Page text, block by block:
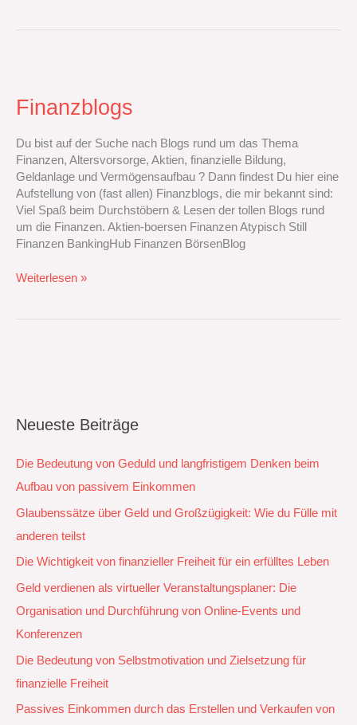
Finanzblogs
Du bist auf der Suche nach Blogs rund um das Thema
Finanzen, Altersvorsorge, Aktien, finanzielle Bildung,
Geldanlage und Vermögensaufbau ? Dann findest Du hier eine
Aufstellung von (fast allen) Finanzblogs, die mir bekannt sind:
Viel Spaß beim Durchstöbern & Lesen der tollen Blogs rund
um die Finanzen. Aktien-boersen Finanzen Atypisch Still
Finanzen BankingHub Finanzen BörsenBlog
Weiterlesen »
Neueste Beiträge
Die Bedeutung von Geduld und langfristigem Denken beim
Aufbau von passivem Einkommen
Glaubenssätze über Geld und Großzügigkeit: Wie du Fülle mit
anderen teilst
Die Wichtigkeit von finanzieller Freiheit für ein erfülltes Leben
Geld verdienen als virtueller Veranstaltungsplaner: Die
Organisation und Durchführung von Online-Events und
Konferenzen
Die Bedeutung von Selbstmotivation und Zielsetzung für
finanzielle Freiheit
Passives Einkommen durch das Erstellen und Verkaufen von